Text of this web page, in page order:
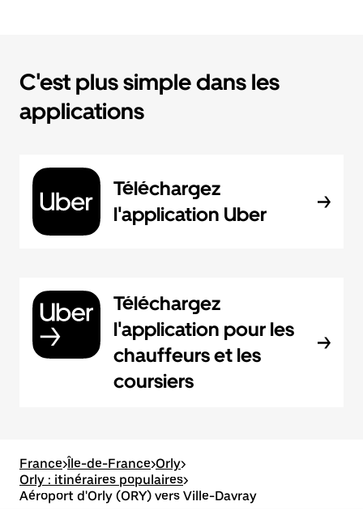
C'est plus simple dans les
applications
Téléchargez
l'application Uber
Téléchargez
l'application pour les
chauffeurs et les
coursiers
France>Île-de-France>Orly>
Orly : itinéraires populaires>
Aéroport d'Orly (ORY) vers Ville-Davray